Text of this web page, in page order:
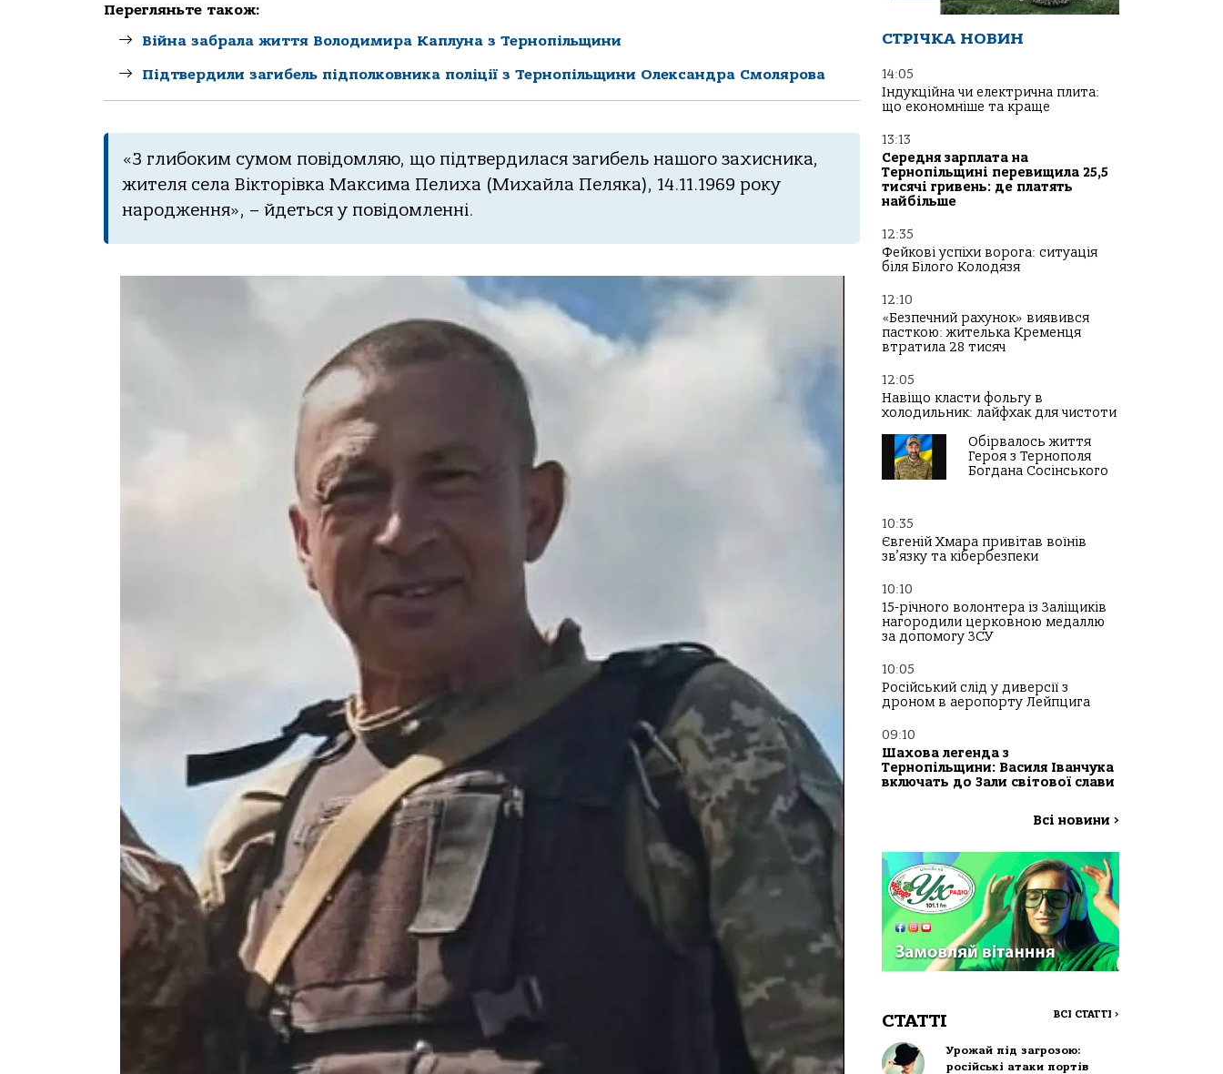
Перегляньте також:
Війна забрала життя Володимира Каплуна з Тернопільщини
Підтвердили загибель підполковника поліції з Тернопільщини Олександра Смолярова
«З глибоким сумом повідомляю, що підтвердилася загибель нашого захисника,
жителя села Вікторівка Максима Пелиха (Михайла Пеляка), 14.11.1969 року
народження», – йдеться у повідомленні.
СТРІЧКА НОВИН
14:05
Індукційна чи електрична плита:
що економніше та краще
13:13
Середня зарплата на
Тернопільщині перевищила 25,5
тисячі гривень: де платять
найбільше
12:35
Фейкові успіхи ворога: ситуація
біля Білого Колодязя
12:10
«Безпечний рахунок» виявився
пасткою: жителька Кременця
втратила 28 тисяч
12:05
Навіщо класти фольгу в
холодильник: лайфхак для чистоти
Обірвалось життя
Героя з Тернополя
Богдана Сосінського
10:35
Євгеній Хмара привітав воїнів
зв’язку та кібербезпеки
10:10
15-річного волонтера із Заліщиків
нагородили церковною медаллю
за допомогу ЗСУ
10:05
Російський слід у диверсії з
дроном в аеропорту Лейпцига
09:10
Шахова легенда з
Тернопільщини: Василя Іванчука
включать до Зали світової слави
Всі новини >
СТАТТІ ВСІ СТАТТІ >
Урожай під загрозою:
російські атаки портів